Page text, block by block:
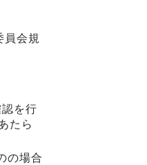
員会規
を行
たら
の場合